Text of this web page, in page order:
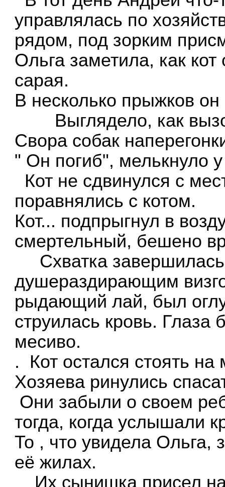
управлялась по
рядом, под зорким
Ольга заметила, как
сарая.
В несколько прыжков
Выглядело, как
Свора собак
" Он погиб", мелькнуло
Кот не сдвинулся с
поравнялись с котом.
Кот... подпрыгнул в
смертельный, бешено
Схватка
душераздирающим
рыдающий лай, был
струилась кровь.
месиво.
. Кот остался стоять на
Хозяева ринулись
Они забыли о своем
тогда, когда услышали
То , что увидела Ольга,
её жилах.
Их сынишка присел на